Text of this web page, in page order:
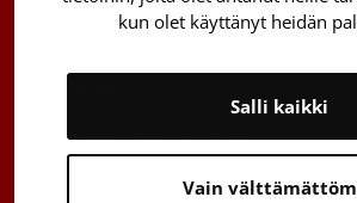
kun olet käyttänyt heidän
Vain
Salli kaikki
Suomen Punainen Risti,
0800 05801
Kantasolurekisterin info:
029 300 1515